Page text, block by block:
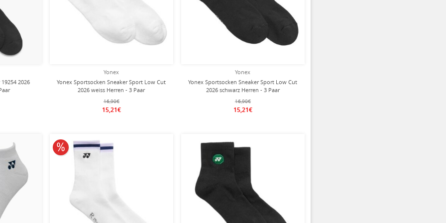
2026
Yonex
Yonex Sportsocken Sneaker Sport Low Cut
2026 weiss Herren - 3 Paar
16,90€
15,21€
Yonex
Yonex Sportsocken Sneaker Sport Low Cut
2026 schwarz Herren - 3 Paar
16,90€
15,21€
10% reduziert